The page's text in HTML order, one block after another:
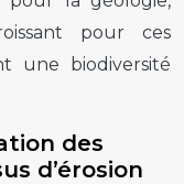
pour ces
une biodiversité
des
d’érosion